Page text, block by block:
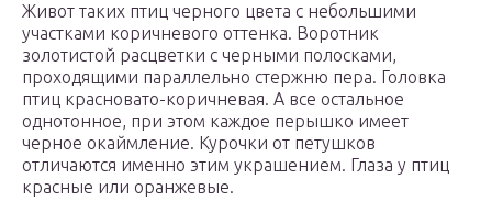
Живот таких птиц черного цвета с небольшими
участками коричневого оттенка. Воротник
золотистой расцветки с черными полосками,
проходящими параллельно стержню пера. Головка
птиц красновато-коричневая. А все остальное
однотонное, при этом каждое перышко имеет
черное окаймление. Курочки от петушков
отличаются именно этим украшением. Глаза у птиц
красные или оранжевые.